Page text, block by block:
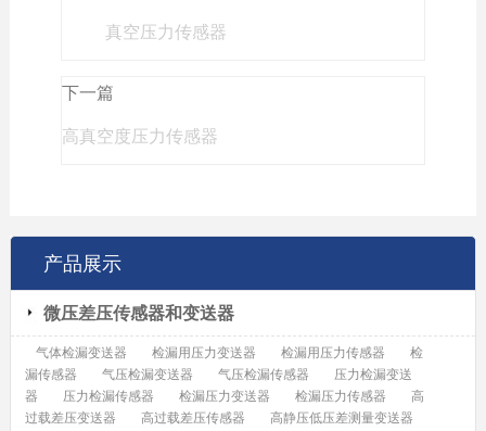
真空压力传感器
下一篇
高真空度压力传感器
产品展示
微压差压传感器和变送器
气体检漏变送器 检漏用压力变送器 检漏用压力传感器
检
漏传感器
气压检漏变送器 气压检漏传感器
压力检漏变送
器
压力检漏传感器 检漏压力变送器 检漏压力传感器
高
过载差压变送器
高过载差压传感器
高静压低压差测量变送器